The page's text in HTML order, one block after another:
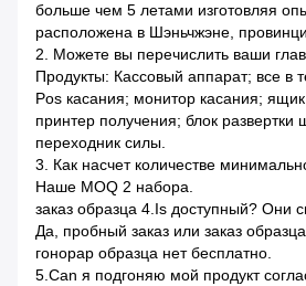
больше чем 5 летами изготовляя
расположена в Шэньчжэне,
2. Можете вы перечислить ваши
Продукты: Кассовый аппарат; все в
Pos касания; монитор касания;
принтер получения; блок развертки
переходник силы.
3. Как насчет количестве
Наше MOQ 2 набора.
заказ образца 4.Is доступный? Они
Да, пробный заказ или заказ
гонорар образца нет бесплатно.
5.Can я подгоняю мой продукт